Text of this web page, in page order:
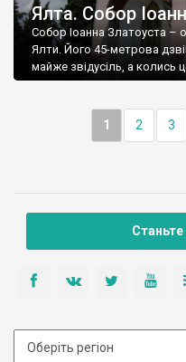
Ялта. Собор
Собор Іоанна Златоуста –
Ялти. Його 45-метрова
майже звідусіль, а колись
1 2 3